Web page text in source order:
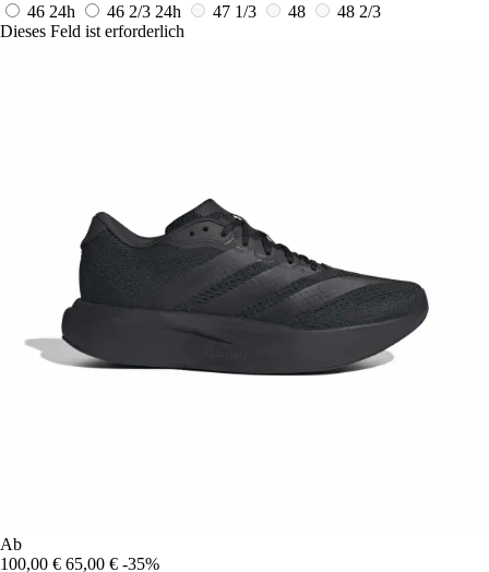
46 24h 46 2/3 24h 47 1/3 48
48 2/3
Dieses Feld ist erforderlich
Ab
100,00 € 65,00 € -35%